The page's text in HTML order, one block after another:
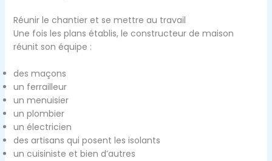
Réunir le chantier et se mettre au travail
Une fois les plans établis, le constructeur de maison
réunit son équipe :
des maçons
un ferrailleur
un menuisier
un plombier
un électricien
des artisans qui posent les isolants
un cuisiniste et bien d’autres